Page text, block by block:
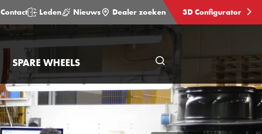
Contact Leden Nieuws Dealer zoeken 3D Configurator
SPARE WHEELS
Open
pagina
zoeken